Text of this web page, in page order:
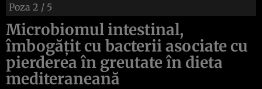
Poza 2 / 5
Microbiomul intestinal,
îmbogățit cu bacterii asociate cu
pierderea în greutate în dieta
mediteraneană